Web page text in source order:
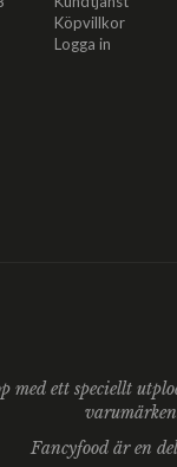
Köpvillkor
Logga in
med ett speciellt
Fancyfood är en